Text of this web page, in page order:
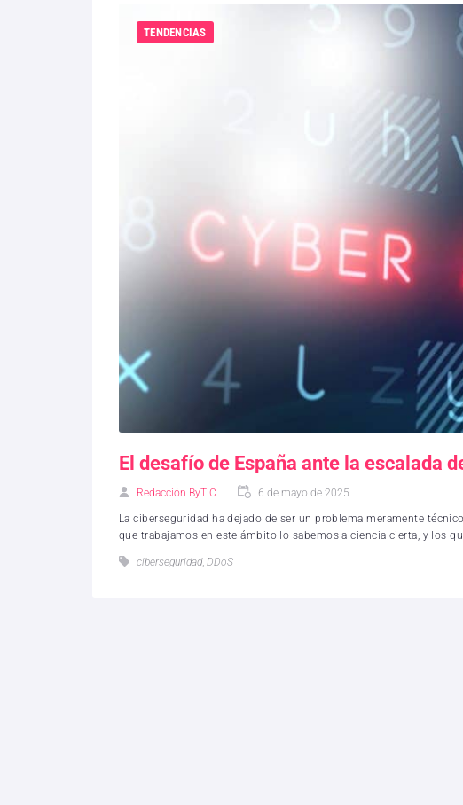
TENDENCIAS
El desafío de España ante la escalada
Redacción ByTIC 6 de mayo de 2025
La ciberseguridad ha dejado de ser un problema meramente
que trabajamos en este ámbito lo sabemos a ciencia cierta, y los
ciberseguridad, DDoS